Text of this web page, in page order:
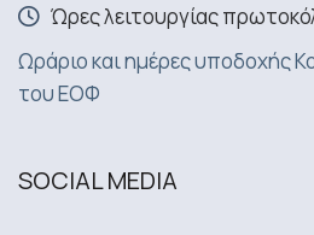
Ώρες λειτουργίας
Ωράριο και ημέρες υποδοχής
του ΕΟΦ
SOCIAL MEDIA